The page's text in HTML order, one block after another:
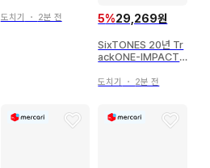
치 유우고 공식 사진 *
도치기 ・ 2분 전 5%29,269원
SixTONES 20년 Tr
ackONE-IMPACT-
*1장
도치기 ・ 2분 전